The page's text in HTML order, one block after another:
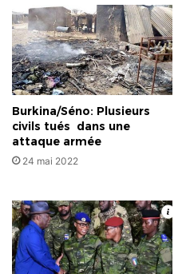
!
Burkina/Séno: Plusieurs
civils tués dans une
attaque armée
24 mai 2022